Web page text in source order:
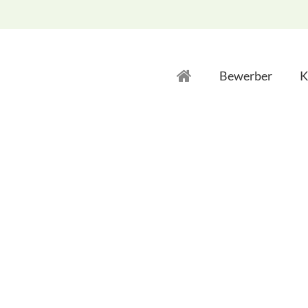
Bewerber